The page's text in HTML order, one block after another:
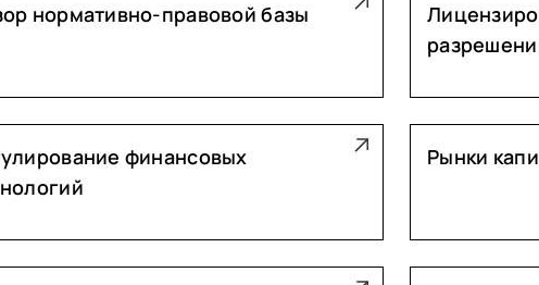
нормативно-правовой базы
финансовых
Рынки